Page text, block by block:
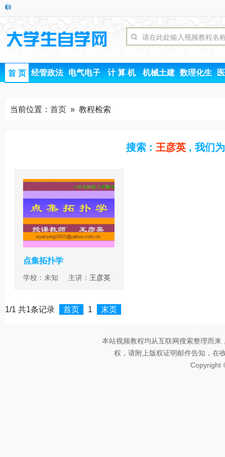
首 页 经管政法 电气电子 计 算 机 机械土建 数理化生
当前位置： 首页 » 教程检索
搜索 : 王彦英 , 我们
点集拓扑学
学校：未知 主讲： 王彦英
1/1 共1条记录 首页 1 末页
本站视频教程均从互联网搜索整理而
权，请附上版权证明邮件告知，在
Copyright